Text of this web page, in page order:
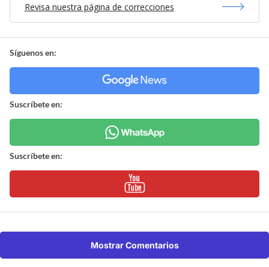
Revisa nuestra página de correcciones
Síguenos en:
Suscríbete en:
Suscríbete en:
Mostrar Comentarios